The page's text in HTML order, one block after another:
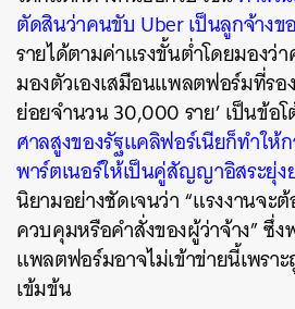
ตัดสินว่าคนขับ Uber เป็นลูกจ้างข
รายได้ตามค่าแรงขั้นต่ำโดยมองว่
มองตัวเองเสมือนแพลตฟอร์มที่รอ
ย่อยจำนวน 30,000 ราย’ เป็นข้อ
ศาลสูงของรัฐแคลิฟอร์เนียก็ทำให้
พาร์ตเนอร์ให้เป็นคู่สัญญาอิสระยุ่ง
นิยามอย่างชัดเจนว่า “แรงงานจะ
ควบคุมหรือคำสั่งของผู้ว่าจ้าง” ซึ่ง
แพลตฟอร์มอาจไม่เข้าข่ายนี้เพรา
เข้มข้น